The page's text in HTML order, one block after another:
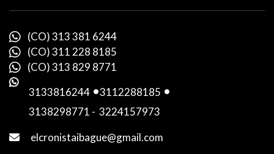
(CO) 313 381 6244
(CO) 311 228 8185
(CO) 313 829 8771
3133816244 -3112288185 -
3138298771 - 3224157973
elcronistaibague@gmail.com